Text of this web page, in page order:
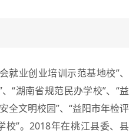
业创业培训示范基地校”、
“湖南省规范民办学校”、“益
全文明校园”、“益阳市年检评
”。2018年在桃江县委、县